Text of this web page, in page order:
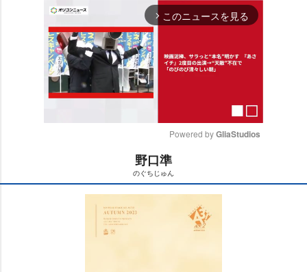
arrow_forward_ios このニュースを見る
t
Powered by GliaStudios
野口準
のぐちじゅん